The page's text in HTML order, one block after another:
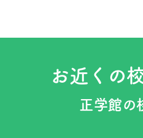
お近くの
正学館の